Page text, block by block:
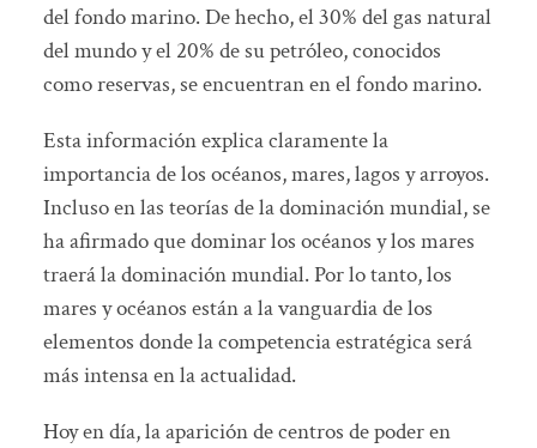
del fondo marino. De hecho, el 30% del gas natural
del mundo y el 20% de su petróleo, conocidos
como reservas, se encuentran en el fondo marino.
Esta información explica claramente la
importancia de los océanos, mares, lagos y arroyos.
Incluso en las teorías de la dominación mundial, se
ha afirmado que dominar los océanos y los mares
traerá la dominación mundial. Por lo tanto, los
mares y océanos están a la vanguardia de los
elementos donde la competencia estratégica será
más intensa en la actualidad.
Hoy en día, la aparición de centros de poder en